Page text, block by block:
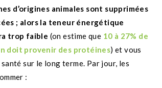
d’origines animales sont supprimées
; alors la teneur énergétique
trop faible (on estime que 10 à 27% de
doit provenir des protéines)et vous
sur le long terme. Par jour, les
: